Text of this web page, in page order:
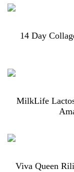
14 Day
MilkLife
Viva Queen